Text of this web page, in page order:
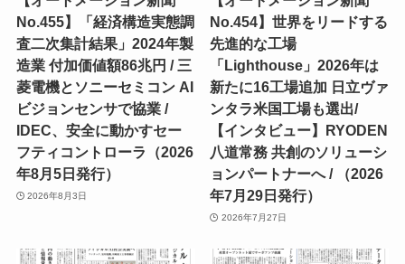
No.455】「経済構造実態調
査二次集計結果」2024年製
造業 付加価値額86兆円 / 三
菱電機とソニーセミコン AI
ビジョンセンサで協業 /
IDEC、安全に動かすセー
フティコントローラ（2026
年8月5日発行）
2026年8月3日
No.454】世界をリードする
先進的な工場
「Lighthouse」2026年は
新たに16工場追加 日立ヴァ
ンタラ米国工場も選出/
【インタビュー】RYODEN
八道常務 共創のソリューシ
ョンパートナーへ / （2026
年7月29日発行）
2026年7月27日